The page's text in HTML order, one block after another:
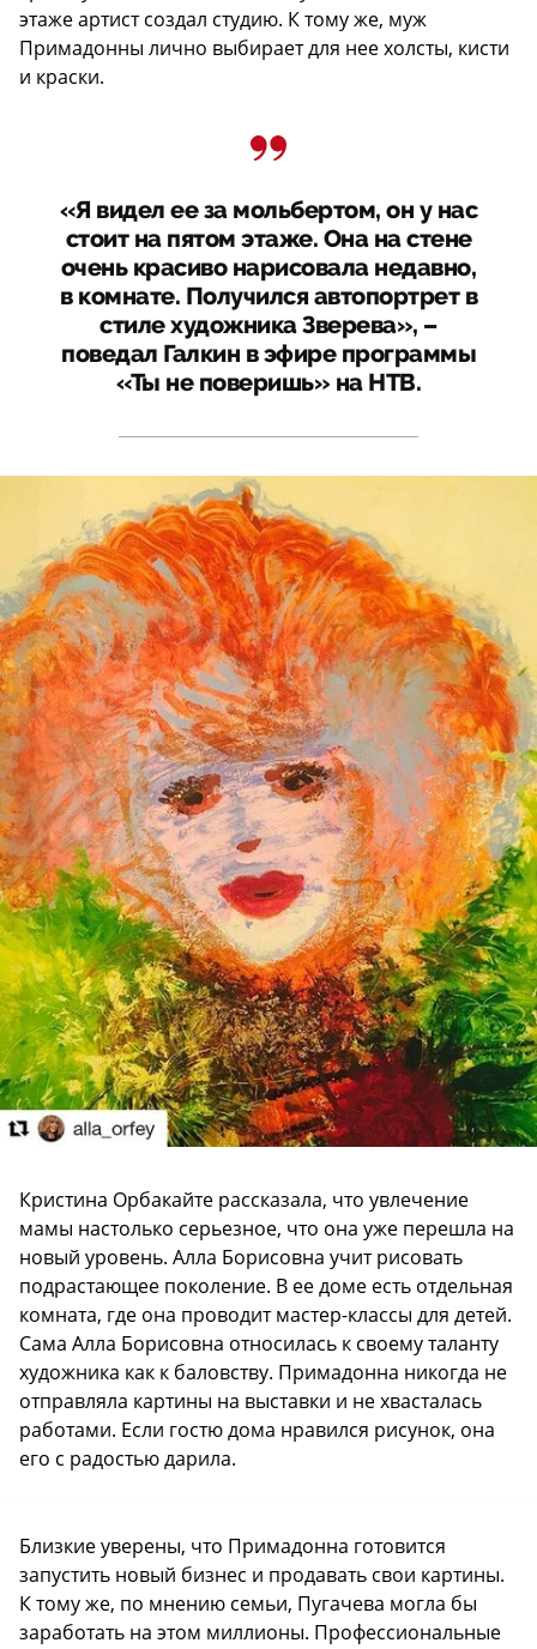
этаже артист создал студию. К тому же, муж
Примадонны лично выбирает для нее холсты, кисти
и краски.
«Я видел ее за мольбертом, он у нас
стоит на пятом этаже. Она на стене
очень красиво нарисовала недавно,
в комнате. Получился автопортрет в
стиле художника Зверева», –
поведал Галкин в эфире программы
«Ты не поверишь» на НТВ.
Кристина Орбакайте рассказала, что увлечение
мамы настолько серьезное, что она уже перешла на
новый уровень. Алла Борисовна учит рисовать
подрастающее поколение. В ее доме есть отдельная
комната, где она проводит мастер-классы для детей.
Сама Алла Борисовна относилась к своему таланту
художника как к баловству. Примадонна никогда не
отправляла картины на выставки и не хвасталась
работами. Если гостю дома нравился рисунок, она
его с радостью дарила.
Близкие уверены, что Примадонна готовится
запустить новый бизнес и продавать свои картины.
К тому же, по мнению семьи, Пугачева могла бы
заработать на этом миллионы. Профессиональные